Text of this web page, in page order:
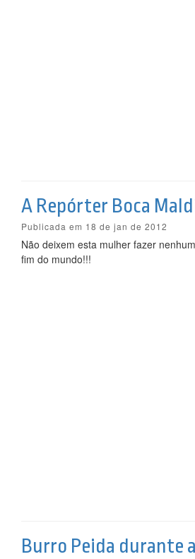
A Repórter Boca
Publicada em 18 de jan de 2012
Não deixem esta mulher fazer
fim do mundo!!!
Burro Peida durante